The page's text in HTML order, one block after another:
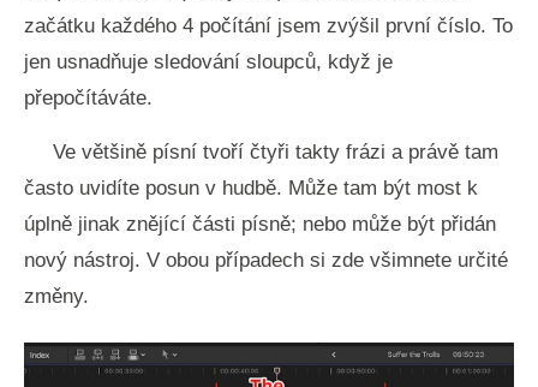
začátku každého 4 počítání jsem zvýšil první číslo. To
jen usnadňuje sledování sloupců, když je
přepočítáváte.
Ve většině písní tvoří čtyři takty frázi a právě tam
často uvidíte posun v hudbě. Může tam být most k
úplně jinak znějící části písně; nebo může být přidán
nový nástroj. V obou případech si zde všimnete určité
změny.